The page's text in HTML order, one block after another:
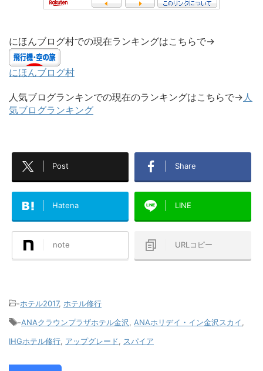
にほんブログ村での現在ランキングはこちらで→
にほんブログ村
人気ブログランキンでの現在のランキングはこちらで→人
気ブログランキング
Post Share
Hatena LINE
note URLコピー
-ホテル2017, ホテル修行
-ANAクラウンプラザホテル金沢 ANAホリデイ・イン金沢スカイ
IHGホテル修行 アップグレード スパイア